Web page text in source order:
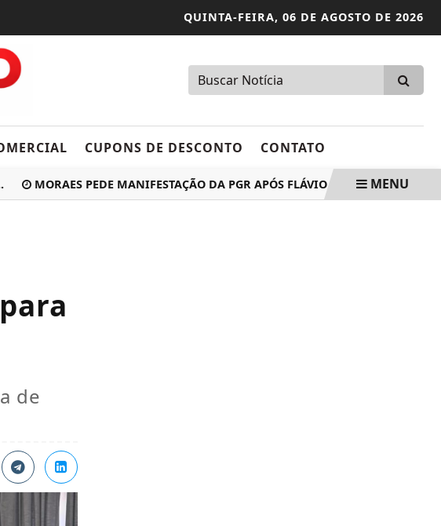
QUINTA-FEIRA, 06 DE AGOSTO DE 2026
CUPONS DE DESCONTO CONTATO
PEDE MANIFESTAÇÃO DA PGR APÓS FLÁVIO NÃO DEPOR À PF
MENU
de